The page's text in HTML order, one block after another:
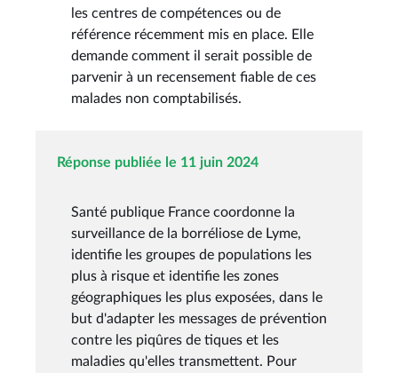
les centres de compétences ou de
référence récemment mis en place. Elle
demande comment il serait possible de
parvenir à un recensement fiable de ces
malades non comptabilisés.
Réponse publiée le 11 juin 2024
Santé publique France coordonne la
surveillance de la borréliose de Lyme,
identifie les groupes de populations les
plus à risque et identifie les zones
géographiques les plus exposées, dans le
but d'adapter les messages de prévention
contre les piqûres de tiques et les
maladies qu'elles transmettent. Pour